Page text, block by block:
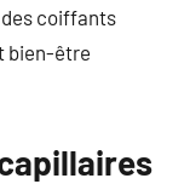
coiffants
bien-être